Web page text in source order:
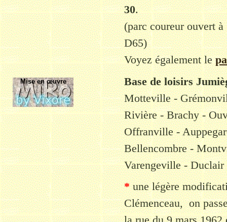
Mise en œuvre
30.
(parc coureur ouvert
D65)
Voyez également le
Base de loisirs
Motteville -
Rivière - Brachy -
Offranville -
Bellencombre -
Varengeville-
*une légère
Clémenceau, on